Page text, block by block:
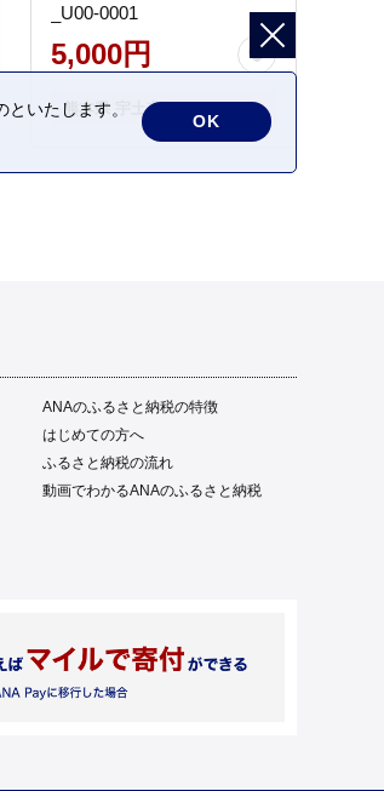
_U00-0001
5,000円
熊本県 宇土市
ANAのふるさと納税の特徴
はじめての方へ
ふるさと納税の流れ
動画でわかるANAのふるさと納税
いたします。
OK